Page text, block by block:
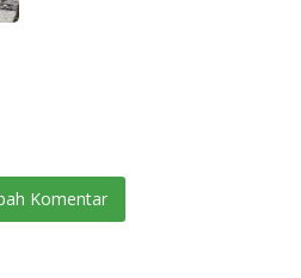
Komentar